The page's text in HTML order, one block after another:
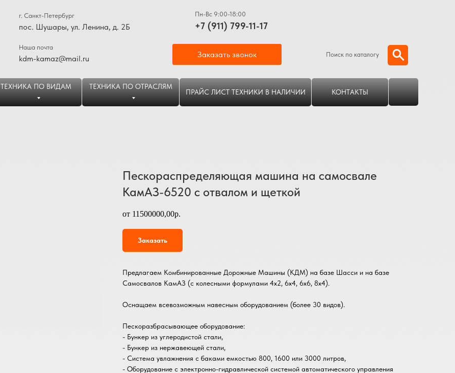
+7 (911) 799-11-17
Пн-Вс 9:00-18:00
kdm-kamaz@mail.ru
Наша почта
Заказать звонок Поиск по каталогу
пос. Шушары, ул. Ленина, д. 2Б
г. Санкт-Петербург
ТЕХНИКА ПО ВИДАМ ТЕХНИКА ПО ОТРАСЛЯМ
ПРАЙС ЛИСТ ТЕХНИКИ В НАЛИЧИИ КОНТАКТЫ
Пескораспределяющая машина на самосвале
КамАЗ-6520 с отвалом и щеткой
от 11500000,00р.
Заказать
Предлагаем Комбинированные Дорожные Машины (КДМ) на базе Шасси и на базе
Самосвалов КамАЗ (с колесными формулами 4х2, 6х4, 6х6, 8х4).
Оснащаем всевозможным навесным оборудованием (более 30 видов).
Пескоразбрасывающее оборудование:
- Бункер из углеродистой стали,
- Бункер из нержавеющей стали,
- Система увлажнения с баками емкостью 800, 1600 или 3000 литров,
- Оборудование с электронно-гидравлической системой автоматического управления